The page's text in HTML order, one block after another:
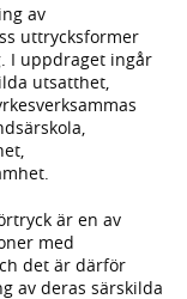
av
uttrycksformer
I uppdraget ingår
utsatthet,
är en av
med
det är därför
av deras särskilda